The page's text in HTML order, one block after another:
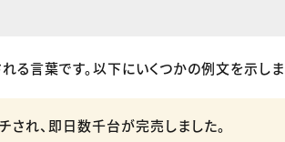
る言葉です。以下にいくつかの例文を示しま
され、即日数千台が完売しました。